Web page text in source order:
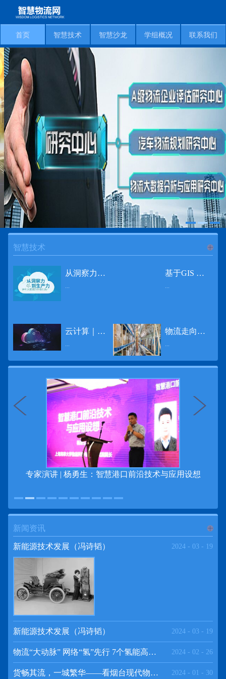
首页 智慧技术 智慧沙龙 学组概况 联系我们
智慧技术
从洞察力到生产力 伊利大数据的价值创造
...
基于GIS 的小城市交通网络分析研究
...
云计算｜边缘计算将为物联网行业带来巨大增长
...
物流走向未来的“魔法师”
...
专家演讲 | 杨勇生：智慧港口前沿技术与应用设想
新闻资讯
新能源技术发展（冯诗韬） 2024 - 03 - 19
新能源技术发展（冯诗韬） 2024 - 03 - 19
物流“大动脉” 网络“氢”先行 7个氢能高速场景落地京津冀 2024 - 02 - 26
货畅其流，一城繁华——看烟台现代物流发展 2024 - 01 - 30
频道
>>